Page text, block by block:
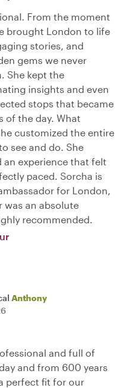
From the moment
brought London to life
stories, and
gems we never
She kept the
insights and even
stops that became
of the day. What
customized the entire
see and do. She
experience that felt
paced. Sorcha is
for London,
was an absolute
recommended.
Anthony
and full of
and from 600 years
perfect fit for our